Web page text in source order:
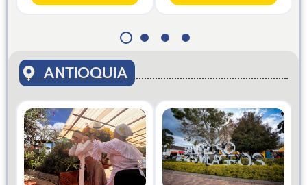
ANTIOQUIA